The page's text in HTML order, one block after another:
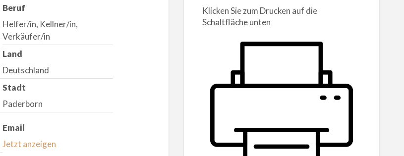
Beruf
Helfer/in, Kellner/in,
Verkäufer/in
Land
Deutschland
Stadt
Paderborn
Email
Jetzt anzeigen
Klicken Sie zum Drucken auf die
Schaltfläche unten